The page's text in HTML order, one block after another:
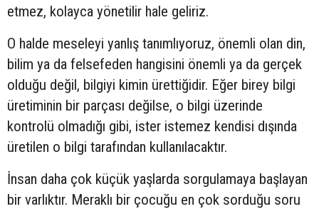
etmez, kolayca yönetilir hale geliriz.
O halde meseleyi yanlış tanımlıyoruz, önemli olan din,
bilim ya da felsefeden hangisini önemli ya da gerçek
olduğu değil, bilgiyi kimin ürettiğidir. Eğer birey bilgi
üretiminin bir parçası değilse, o bilgi üzerinde
kontrolü olmadığı gibi, ister istemez kendisi dışında
üretilen o bilgi tarafından kullanılacaktır.
İnsan daha çok küçük yaşlarda sorgulamaya başlayan
bir varlıktır. Meraklı bir çocuğu en çok sorduğu soru